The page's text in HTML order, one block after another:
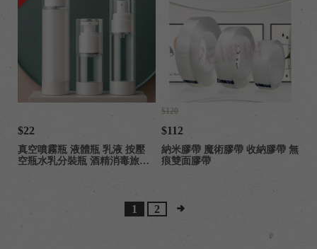
$22
真空噴霧瓶 液體瓶 乳液 按壓
空瓶水乳分裝瓶 酒精消毒旅行
$120
$112
納米膠帶 魔術膠帶 收納膠帶 無
痕雙面膠帶
1 2